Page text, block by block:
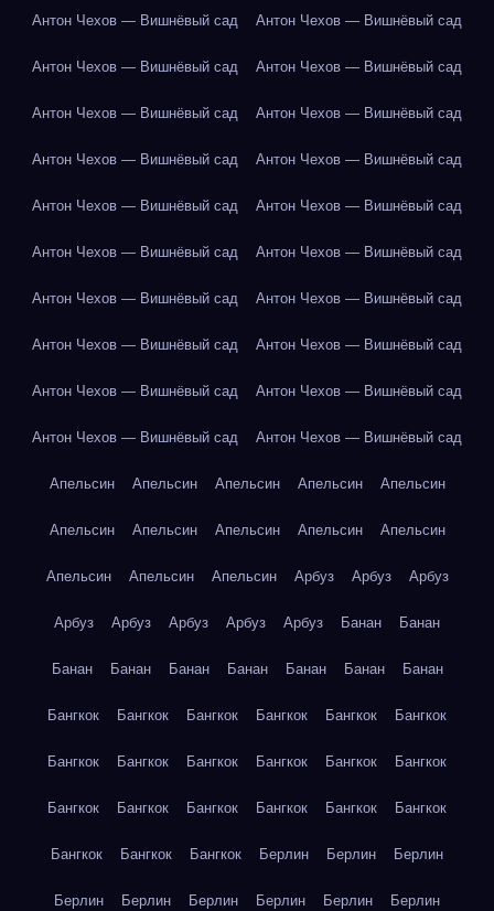
Антон Чехов — Вишнёвый сад Антон Чехов — Вишнёвый сад
Антон Чехов — Вишнёвый сад Антон Чехов — Вишнёвый сад
Антон Чехов — Вишнёвый сад Антон Чехов — Вишнёвый сад
Антон Чехов — Вишнёвый сад Антон Чехов — Вишнёвый сад
Антон Чехов — Вишнёвый сад Антон Чехов — Вишнёвый сад
Антон Чехов — Вишнёвый сад Антон Чехов — Вишнёвый сад
Антон Чехов — Вишнёвый сад Антон Чехов — Вишнёвый сад
Антон Чехов — Вишнёвый сад Антон Чехов — Вишнёвый сад
Антон Чехов — Вишнёвый сад Антон Чехов — Вишнёвый сад
Антон Чехов — Вишнёвый сад Антон Чехов — Вишнёвый сад
Апельсин Апельсин Апельсин Апельсин Апельсин
Апельсин Апельсин Апельсин Апельсин Апельсин
Апельсин Апельсин Апельсин Арбуз Арбуз Арбуз
Арбуз Арбуз Арбуз Арбуз Арбуз Банан Банан
Банан Банан Банан Банан Банан Банан Банан
Бангкок Бангкок Бангкок Бангкок Бангкок Бангкок
Бангкок Бангкок Бангкок Бангкок Бангкок Бангкок
Бангкок Бангкок Бангкок Бангкок Бангкок Бангкок
Бангкок Бангкок Бангкок Берлин Берлин Берлин
Берлин Берлин Берлин Берлин Берлин Берлин